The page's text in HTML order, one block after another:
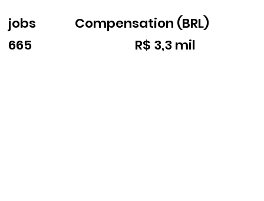
jobs
665
Compensation (BRL)
R$ 3,3 mil